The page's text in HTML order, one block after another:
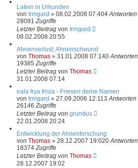
Latein in Urkunden
von Irmgard » 08.02.2008 07:404Antworten
28091Zugriffe
Letzter Beitrag von Irmgard
08.02.2008 20:55
Ahnenverlust, Ahnenschwund
von Thomas » 31.01.2008 07:140Antworten
19385Zugriffe
Letzter Beitrag von Thomas
31.01.2008 07:14
eala frya frisia - Friesen deine Namen
von Irmgard » 27.09.2006 12:113Antworten
26146Zugriffe
Letzter Beitrag von grundus
22.01.2008 20:24
Entwicklung der Ahnenforschung
von Thomas » 28.12.2007 19:020Antworten
18374Zugriffe
Letzter Beitrag von Thomas
28.12.2007 19:02